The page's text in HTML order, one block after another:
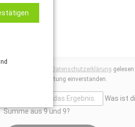
Datenschutzerklärung
mit deren Geltung einverstanden.
Was ist
Summe aus 9 und 9?